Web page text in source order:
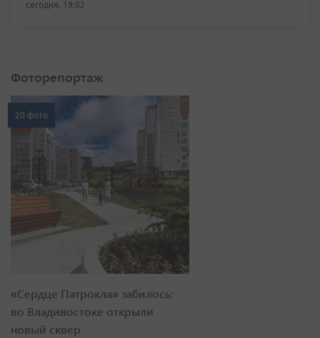
сегодня, 19:02
Фоторепортаж
20 фото
«Сердце Патрокла» забилось:
во Владивостоке открыли
новый сквер